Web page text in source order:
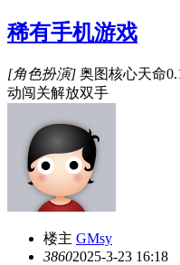
稀有手机游戏
[角色扮演] 奥图核心天命
动闯关解放双手
楼主 GMsy
38602025-3-23 16:18